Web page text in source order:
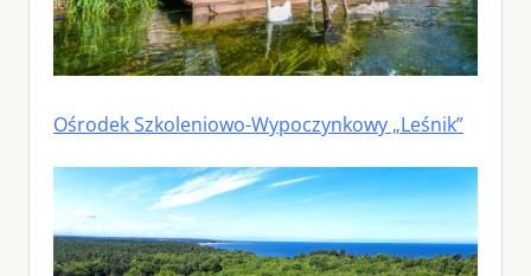
Ośrodek Szkoleniowo-Wypoczynkowy „Leśnik”